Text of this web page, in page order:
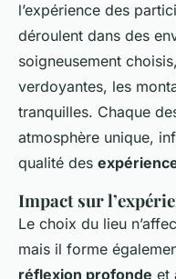
l’expérience des
déroulent dans des
soigneusement
verdoyantes, les
tranquilles. Chaque
atmosphère unique,
qualité des
Impact sur
Le choix du lieu
mais il forme
réflexion profonde et